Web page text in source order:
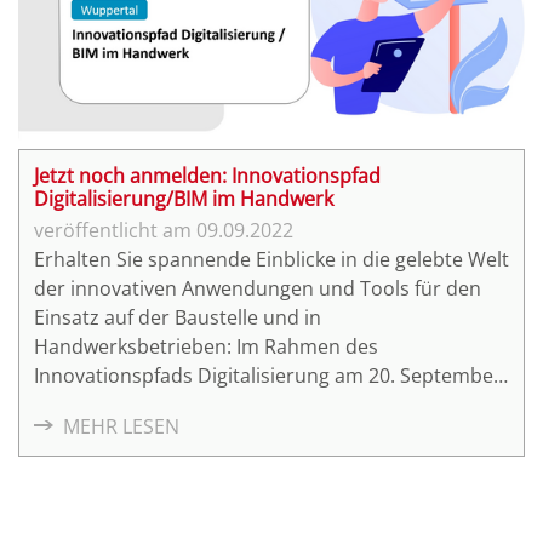
Jetzt noch anmelden: Innovationspfad
Digitalisierung/BIM im Handwerk
09.09.2022
Erhalten Sie spannende Einblicke in die gelebte Welt
der innovativen Anwendungen und Tools für den
Einsatz auf der Baustelle und in
Handwerksbetrieben: Im Rahmen des
Innovationspfads Digitalisierung am 20. September
Umsetzung von BIM-Anwendungen mit Soft- und
Hardware in kurzen Vorstellungen live erleben und
MEHR LESEN